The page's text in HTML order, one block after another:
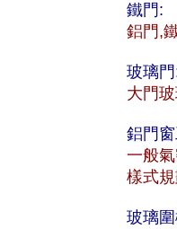
鐵門:
鋁門,
玻璃
大門
鋁門
一般
樣式
玻璃